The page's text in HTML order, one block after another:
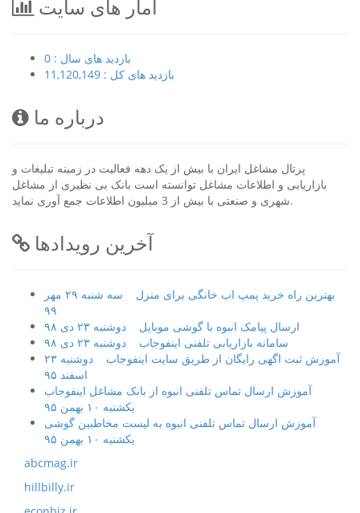
آمار های سایت
بازدید های سال : 0
بازدید های کل : 11,120,149
درباره ما
پرتال مشاغل ایران با بیش از یک دهه فعالیت در زمینه تبلیغات و
بازاریابی و اطلاعات مشاغل توانسته است بانک بی نظیری از مشاغل
شهری و صنعتی با بیش از 3 میلیون اطلاعات جمع آوری نماید.
آخرین رویدادها
بهترین راه خرید پمپ اب خانگی برای منزل
سه شنبه ۲۹ مهر
۹۹
ارسال پیامک انبوه با گوشی موبایل دوشنبه ۲۳ دی ۹۸
سامانه بازاریابی تلفنی اینفوجاب دوشنبه ۲۳ دی ۹۸
آموزش ثبت اگهی رایگان از طریق سایت اینفوجاب
دوشنبه ۲۳
اسفند ۹۵
آموزش ارسال تماس تلفنی انبوه از بانک مشاغل اینفوجاب
یکشنبه ۱۰ بهمن ۹۵
آموزش ارسال تماس تلفنی انبوه به لیست مخاطبین گوشی
یکشنبه ۱۰ بهمن ۹۵
abcmag.ir
hillbilly.ir